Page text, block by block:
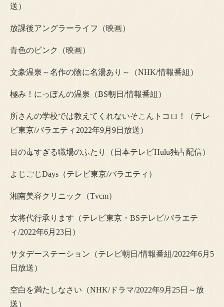
送）
放課後アングラーライフ（映画）
青色のピンク（映画）
文豪温泉～名作の陰に名湯あり～（NHK/情報番組）
極み！にっぽんの温泉（BS朝日/情報番組）
所さんの学校では教えてくれないそこんトコロ！（テレ
ビ東京/バラエティ2022年9月9日放送）
目の毒すぎる職場のふたり（日本テレビHulu独占配信）
よじごじDays（テレビ東京/バラエティ）
湘南美容クリニック（Tvcm）
女将代行承ります（テレビ東京・BSテレビ/バラエテ
ィ/2022年6月23日）
サタデーステーション（テレビ朝日/情報番組/2022年6月5
日放送）
空白を満たしなさい（NHK/ドラマ/2022年9月25日～放
送）